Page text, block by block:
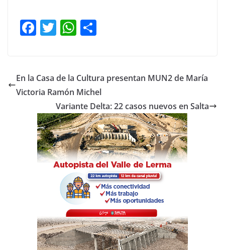
F
e
b
o
o
k
T
er
W
s
A
p
p
p
ar
tir
En la Casa de la Cultura presentan MUN2 de María
Victoria Ramón Michel
Variante Delta: 22 casos nuevos en Salta